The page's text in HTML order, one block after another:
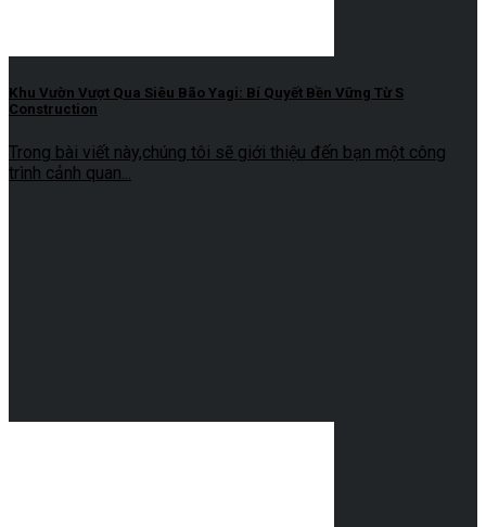
Khu Vườn Vượt Qua Siêu Bão Yagi: Bí Quyết Bền Vững Từ S
Construction
Trong bài viết này,chúng tôi sẽ giới thiệu đến bạn một công
trình cảnh quan...